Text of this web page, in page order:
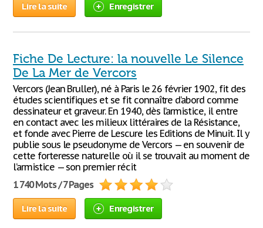
Lire la suite Enregistrer
Fiche De Lecture: la nouvelle Le Silence
De La Mer de Vercors
Vercors (Jean Bruller), né à Paris le 26 février 1902, fit des
études scientifiques et se fit connaître d’abord comme
dessinateur et graveur. En 1940, dès l’armistice, il entre
en contact avec les milieux littéraires de la Résistance,
et fonde avec Pierre de Lescure les Editions de Minuit. Il y
publie sous le pseudonyme de Vercors — en souvenir de
cette forteresse naturelle où il se trouvait au moment de
l’armistice — son premier récit
1 740 Mots / 7 Pages
Lire la suite Enregistrer